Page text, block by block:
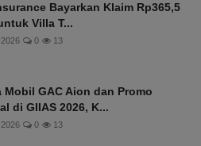
Bayarkan Klaim Rp365,5
Villa T...
0 13
Mobil GAC Aion dan Promo
di GIIAS 2026, K...
0 13